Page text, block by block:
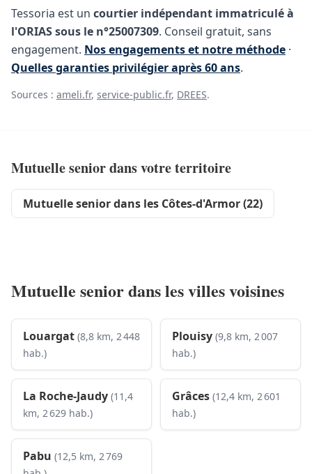
Tessoria est un courtier indépendant immatriculé à
l'ORIAS sous le n°25007309. Conseil gratuit, sans
engagement. Nos engagements et notre méthode ·
Quelles garanties privilégier après 60 ans.
Sources : ameli.fr, service-public.fr, DREES.
Mutuelle senior dans votre territoire
Mutuelle senior dans les Côtes-d'Armor (22)
Mutuelle senior dans les villes voisines
Louargat (8,8 km, 2 448
hab.)
Plouisy (9,8 km, 2 007
hab.)
La Roche-Jaudy (11,4
km, 2 629 hab.)
Grâces (12,4 km, 2 601
hab.)
Pabu (12,5 km, 2 769